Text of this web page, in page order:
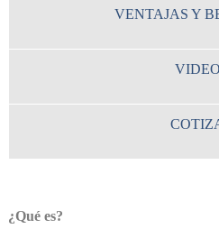
VENTAJAS Y
¿Qué es?